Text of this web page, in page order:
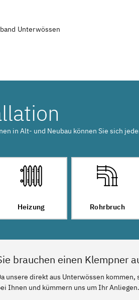
Unterwössen
in Alt- und Neubau können Sie sich
Heizung Rohrbruch
brauchen einen Klempner
unsere direkt aus Unterwössen
Ihnen und kümmern uns um Ihr